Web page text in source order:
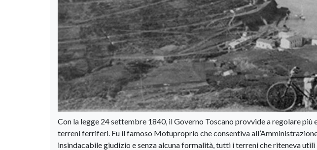
Con la legge 24 settembre 1840, il Governo Toscano provvide a regolare
terreni ferriferi. Fu il famoso Motuproprio che consentiva
insindacabile giudizio e senza alcuna formalità, tutti i terreni che riteneva